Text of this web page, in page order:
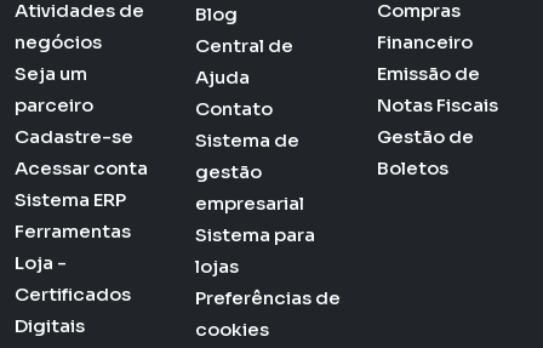
Atividades de
negócios
Seja um
parceiro
Cadastre-se
Acessar conta
Sistema ERP
Ferramentas
Loja -
Certificados
Digitais
Blog
Central de
Ajuda
Contato
Sistema de
gestão
empresarial
Sistema para
lojas
Preferências de
cookies
Compras
Financeiro
Emissão de
Notas Fiscais
Gestão de
Boletos